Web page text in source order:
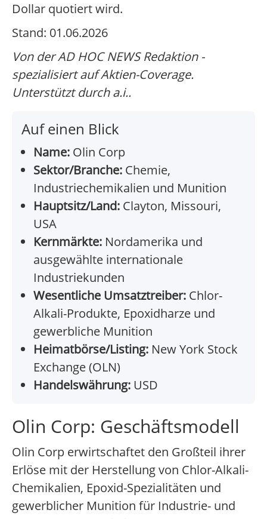
Dollar quotiert wird.
Stand: 01.06.2026
Von der AD HOC NEWS Redaktion -
spezialisiert auf Aktien-Coverage.
Unterstützt durch a.i..
Auf einen Blick
Name: Olin Corp
Sektor/Branche: Chemie,
Industriechemikalien und Munition
Hauptsitz/Land: Clayton, Missouri,
USA
Kernmärkte: Nordamerika und
ausgewählte internationale
Industriekunden
Wesentliche Umsatztreiber: Chlor-
Alkali-Produkte, Epoxidharze und
gewerbliche Munition
Heimatbörse/Listing: New York Stock
Exchange (OLN)
Handelswährung: USD
Olin Corp: Geschäftsmodell
Olin Corp erwirtschaftet den Großteil ihrer
Erlöse mit der Herstellung von Chlor-Alkali-
Chemikalien, Epoxid-Spezialitäten und
gewerblicher Munition für Industrie- und